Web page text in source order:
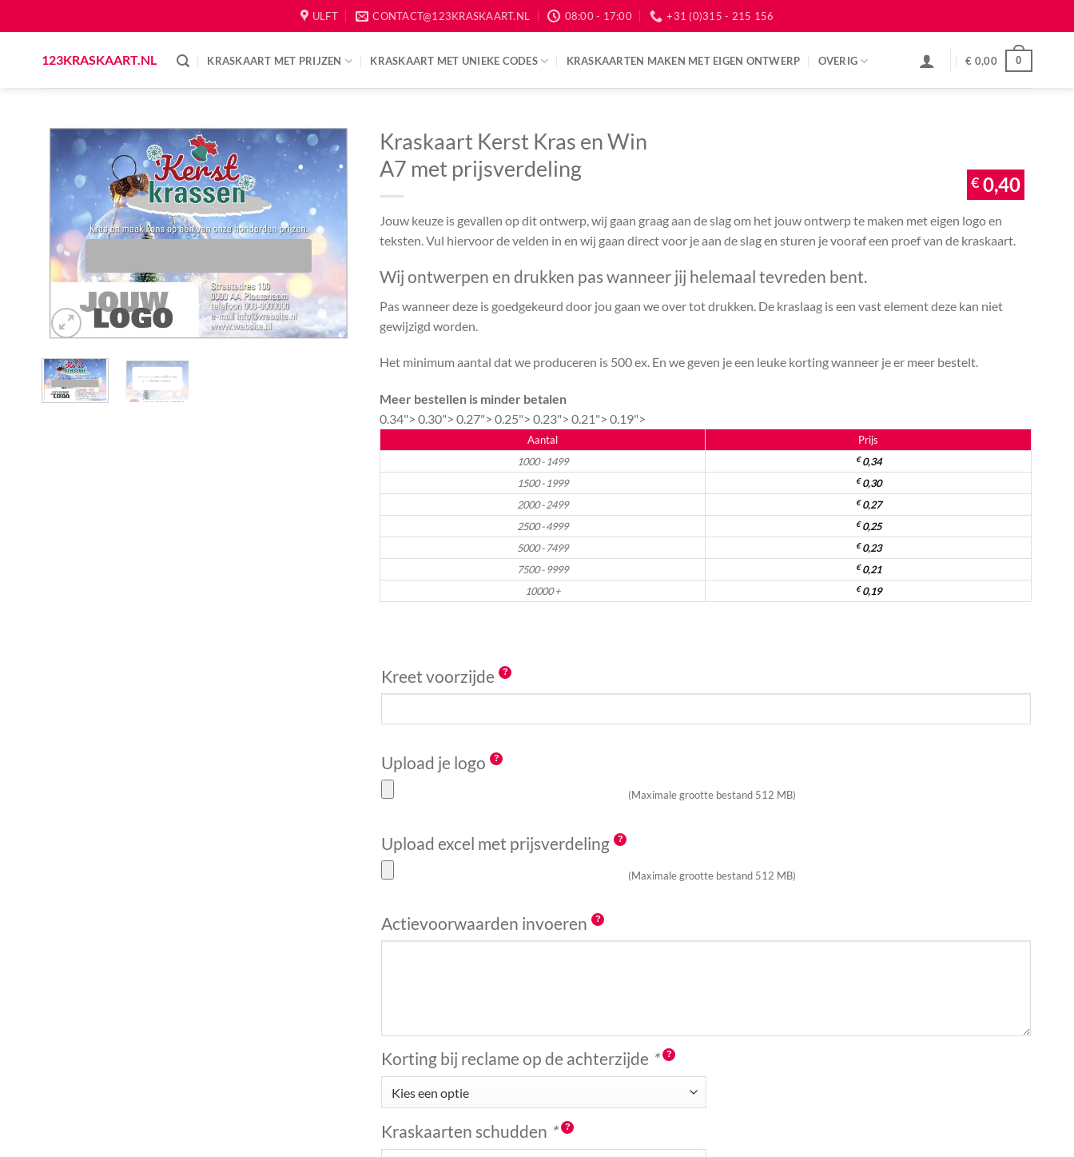
to
ULFT CONTACT@123KRASKAART.NL 08:00 - 17:00 +31 (0)315 - 215 156
123KRASKAART.NL KRASKAART MET PRIJZEN KRASKAART MET UNIEKE CODES KRASKAARTEN MAKEN MET EIGEN ONTWERP OVERIG € 0,00 0
Kraskaart Kerst Kras en Win
A7 met prijsverdeling
€0,40
Jouw keuze is gevallen op dit ontwerp, wij gaan graag aan de slag om het jouw ontwerp te maken met eigen logo en
teksten. Vul hiervoor de velden in en wij gaan direct voor je aan de slag en sturen je vooraf een proef van de kraskaart.
Wij ontwerpen en drukken pas wanneer jij helemaal tevreden bent.
Pas wanneer deze is goedgekeurd door jou gaan we over tot drukken. De kraslaag is een vast element deze kan niet
gewijzigd worden.
Het minimum aantal dat we produceren is 500 ex. En we geven je een leuke korting wanneer je er meer bestelt.
Meer bestellen is minder betalen
0.34">0.30">0.27">0.25">0.23">0.21">0.19">
Aantal
Prijs
1000 - 1499
€0,34
1500 - 1999
€0,30
2000 - 2499
€0,27
2500 - 4999
€0,25
5000 - 7499
€0,23
7500 - 9999
€0,21
10000 +
€0,19
Kreet voorzijde
Upload je logo
(Maximale grootte bestand 512 MB)
Upload excel met prijsverdeling
(Maximale grootte bestand 512 MB)
Actievoorwaarden invoeren
Korting bij reclame op de achterzijde *
Kraskaarten schudden *